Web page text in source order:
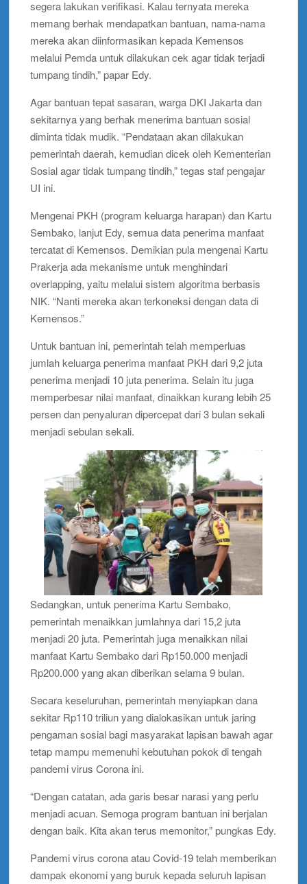
segera lakukan verifikasi. Kalau ternyata mereka
memang berhak mendapatkan bantuan, nama-nama
mereka akan diinformasikan kepada Kemensos
melalui Pemda untuk dilakukan cek agar tidak terjadi
tumpang tindih,” papar Edy.
Agar bantuan tepat sasaran, warga DKI Jakarta dan
sekitarnya yang berhak menerima bantuan sosial
diminta tidak mudik. “Pendataan akan dilakukan
pemerintah daerah, kemudian dicek oleh Kementerian
Sosial agar tidak tumpang tindih,” tegas staf pengajar
UI ini.
Mengenai PKH (program keluarga harapan) dan Kartu
Sembako, lanjut Edy, semua data penerima manfaat
tercatat di Kemensos. Demikian pula mengenai Kartu
Prakerja ada mekanisme untuk menghindari
overlapping, yaitu melalui sistem algoritma berbasis
NIK. “Nanti mereka akan terkoneksi dengan data di
Kemensos.”
Untuk bantuan ini, pemerintah telah memperluas
jumlah keluarga penerima manfaat PKH dari 9,2 juta
penerima menjadi 10 juta penerima. Selain itu juga
memperbesar nilai manfaat, dinaikkan kurang lebih 25
persen dan penyaluran dipercepat dari 3 bulan sekali
menjadi sebulan sekali.
Sedangkan, untuk penerima Kartu Sembako,
pemerintah menaikkan jumlahnya dari 15,2 juta
menjadi 20 juta. Pemerintah juga menaikkan nilai
manfaat Kartu Sembako dari Rp150.000 menjadi
Rp200.000 yang akan diberikan selama 9 bulan.
Secara keseluruhan, pemerintah menyiapkan dana
sekitar Rp110 triliun yang dialokasikan untuk jaring
pengaman sosial bagi masyarakat lapisan bawah agar
tetap mampu memenuhi kebutuhan pokok di tengah
pandemi virus Corona ini.
“Dengan catatan, ada garis besar narasi yang perlu
menjadi acuan. Semoga program bantuan ini berjalan
dengan baik. Kita akan terus memonitor,” pungkas Edy.
Pandemi virus corona atau Covid-19 telah memberikan
dampak ekonomi yang buruk kepada seluruh lapisan